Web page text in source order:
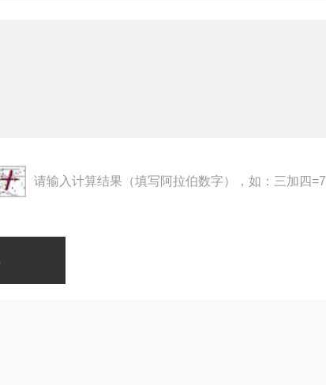
请输入计算结果（填写阿拉伯数字），如：三加四=7